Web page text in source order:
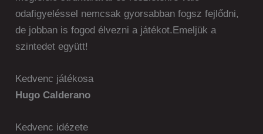
odafigyeléssel nemcsak gyorsabban fogsz fejlődni,
de jobban is fogod élvezni a játékot.Emeljük a
szintedet együtt!
Kedvenc játékosa
Hugo Calderano
Kedvenc idézete